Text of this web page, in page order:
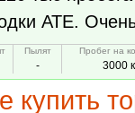
АТЕ.
Пылят
-
Пробег на
3000
купить